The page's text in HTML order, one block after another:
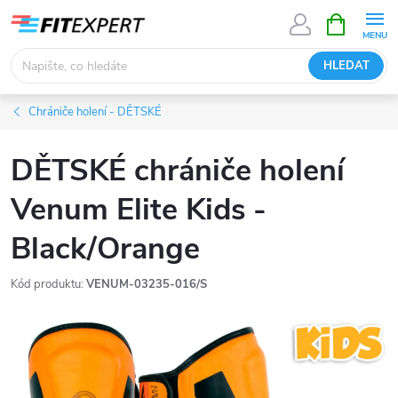
obsah
HLEDAT
NÁKUPNÍ
KOŠÍK
Chrániče holení - DĚTSKÉ
DĚTSKÉ chrániče holení
Venum Elite Kids -
Black/Orange
Kód produktu: VENUM-03235-016/S